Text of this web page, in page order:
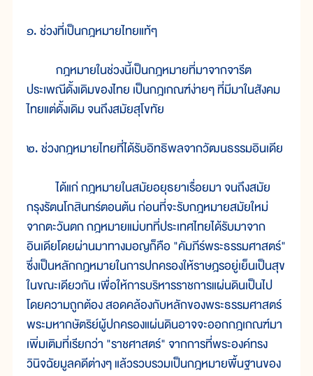
๑. ช่วงที่เป็นกฎหมายไทยแท้ๆ
กฎหมายในช่วงนี้เป็นกฎหมายที่มาจากจารีต
ประเพณีดั้งเดิมของไทย เป็นกฎเกณฑ์ง่ายๆ ที่มีมาในสังคม
ไทยแต่ดั้งเดิม จนถึงสมัยสุโขทัย
๒. ช่วงกฎหมายไทยที่ได้รับอิทธิพลจากวัฒนธรรมอินเดีย
ได้แก่ กฎหมายในสมัยอยุธยาเรื่อยมา จนถึงสมัย
กรุงรัตนโกสินทร์ตอนต้น ก่อนที่จะรับกฎหมายสมัยใหม่
จากตะวันตก กฎหมายแม่บทที่ประเทศไทยได้รับมาจาก
อินเดียโดยผ่านมาทางมอญก็คือ "คัมภีร์พระธรรมศาสตร์"
ซึ่งเป็นหลักกฎหมายในการปกครองให้ราษฎรอยู่เย็นเป็นสุข
ในขณะเดียวกัน เพื่อให้การบริหารราชการแผ่นดินเป็นไป
โดยความถูกต้อง สอดคล้องกับหลักของพระธรรมศาสตร์
พระมหากษัตริย์ผู้ปกครองแผ่นดินอาจจะออกกฎเกณฑ์มา
เพิ่มเติมที่เรียกว่า "ราชศาสตร์" จากการที่พระองค์ทรง
วินิจฉัยมูลคดีต่างๆ แล้วรวบรวมเป็นกฎหมายพื้นฐานของ